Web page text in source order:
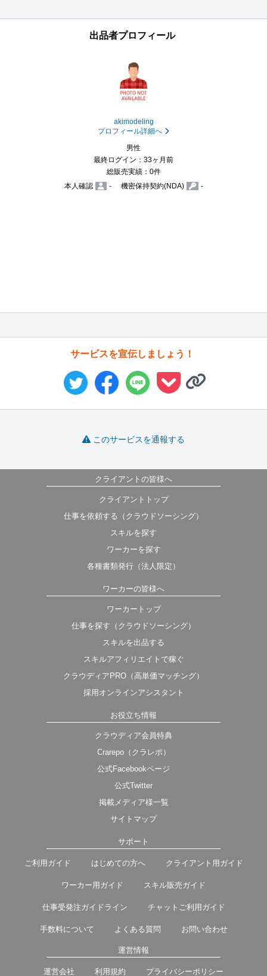
出品者プロフィール
akimodeling
プロフィール詳細へ
男性
最終ログイン：33ヶ月前
総販売実績：0件
本人確認
- 機密保持契約(NDA) -
サービスを宣伝しましょう！
このサービスを通報する
クライアントの皆様へ
クライアントトップ
仕事を依頼する（クラウドソーシング）
スキルを探す
ワーカーを探す
各種書類発行（法人限定）
ワーカーの皆様へ
ワーカートップ
仕事を探す（クラウドソーシング）
スキルを出品する
スキルアフィリエイトで稼ぐ
クラウディアPRO（高単価マッチング）
採用オンラインアシスタント
お役立ち情報
クラウディア会員特典
Crarepo（クラレポ）
公式Facebookページ
公式Twitter
掲載メディア様一覧
サイトマップ
サポート
ご利用ガイド はじめての方へ クライアント用ガイド
ワーカー用ガイド スキル販売ガイド
仕事受発注ガイドライン チャットご利用ガイド
手数料について よくある質問 お問い合わせ
運営情報
運営会社 利用規約 プライバシーポリシー